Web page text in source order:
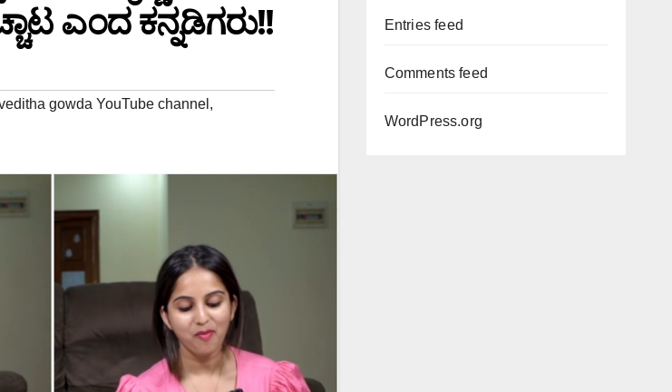
ಎಂದ ಕನ್ನಡಿಗರು!!
gowda YouTube channel ,
Entries feed
Comments feed
WordPress.org